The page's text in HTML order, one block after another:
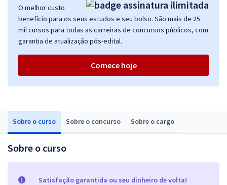
Sobre o curso Sobre o concurso Sobre o cargo
Sobre o curso
Satisfação garantida ou seu dinheiro de volta!
O melhor custo
benefício para os seus estudos e seu bolso. São mais de 25
mil cursos para todas as carreiras de concursos públicos, com
garantia de atualização pós-edital.
Comece hoje